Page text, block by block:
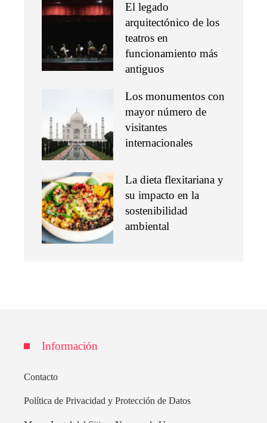
El legado
arquitectónico de los
teatros en
funcionamiento más
antiguos
Los monumentos con
mayor número de
visitantes
internacionales
La dieta flexitariana y
su impacto en la
sostenibilidad
ambiental
Información
Contacto
Política de Privacidad y Protección de Datos